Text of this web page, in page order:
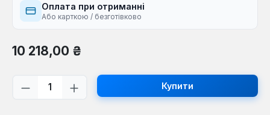
Оплата при отриманні
Або карткою / безготівково
Звичайна ціна:
10 218,00 ₴
Кількість товару: Введіть потрібну
Купити